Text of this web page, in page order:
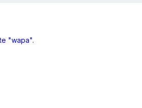
"wapa".